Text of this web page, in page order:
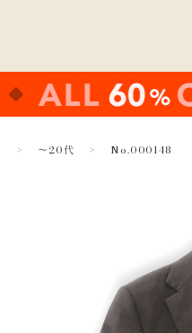
～20代 No.000148